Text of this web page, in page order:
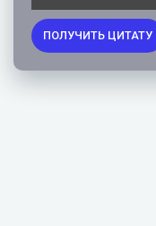
ПОЛУЧИТЬ ЦИТАТУ